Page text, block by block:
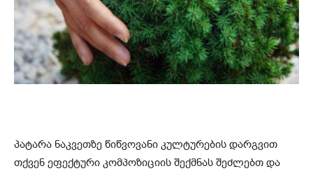
პატარა ნაკვეთზე წიწვოვანი კულტურების დარგვით
თქვენ ეფექტური კომპოზიციის შექმნას შეძლებთ და